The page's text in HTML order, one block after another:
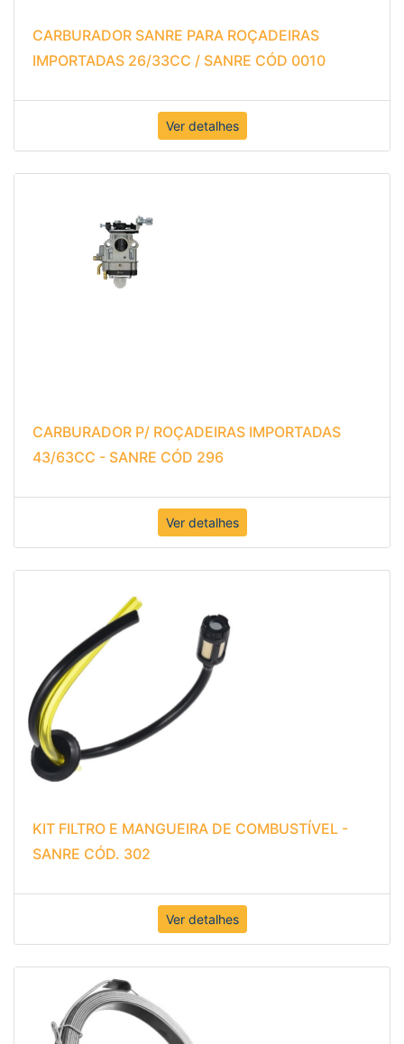
CARBURADOR SANRE PARA ROÇADEIRAS
IMPORTADAS 26/33CC / SANRE CÓD 0010
Ver detalhes
CARBURADOR P/ ROÇADEIRAS IMPORTADAS
43/63CC - SANRE CÓD 296
Ver detalhes
KIT FILTRO E MANGUEIRA DE COMBUSTÍVEL -
SANRE CÓD. 302
Ver detalhes